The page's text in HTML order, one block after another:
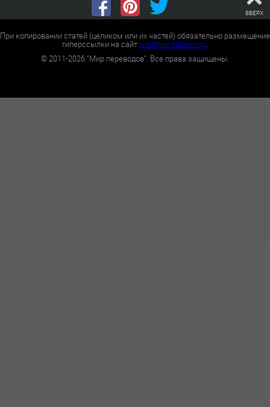
ВВЕРХ
При копировании статей (целиком или их частей) обязательно размещение
гиперссылки на сайтworldtranslation.org.
©2011-2026 "Мир переводов". Все права защищены.